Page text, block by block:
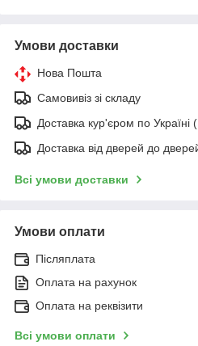
Умови доставки
Нова Пошта
Самовивіз зі складу
Доставка кур'єром по Україні
Доставка від дверей до
Всі умови доставки
Умови оплати
Післяплата
Оплата на рахунок
Оплата на реквізити
Всі умови оплати